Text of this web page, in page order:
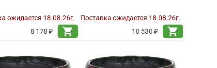
ожидается 18.08.26г.
8 178 ₽
shopping_cart
Поставка ожидается 18.08.26г.
10 530 ₽
shopping_cart